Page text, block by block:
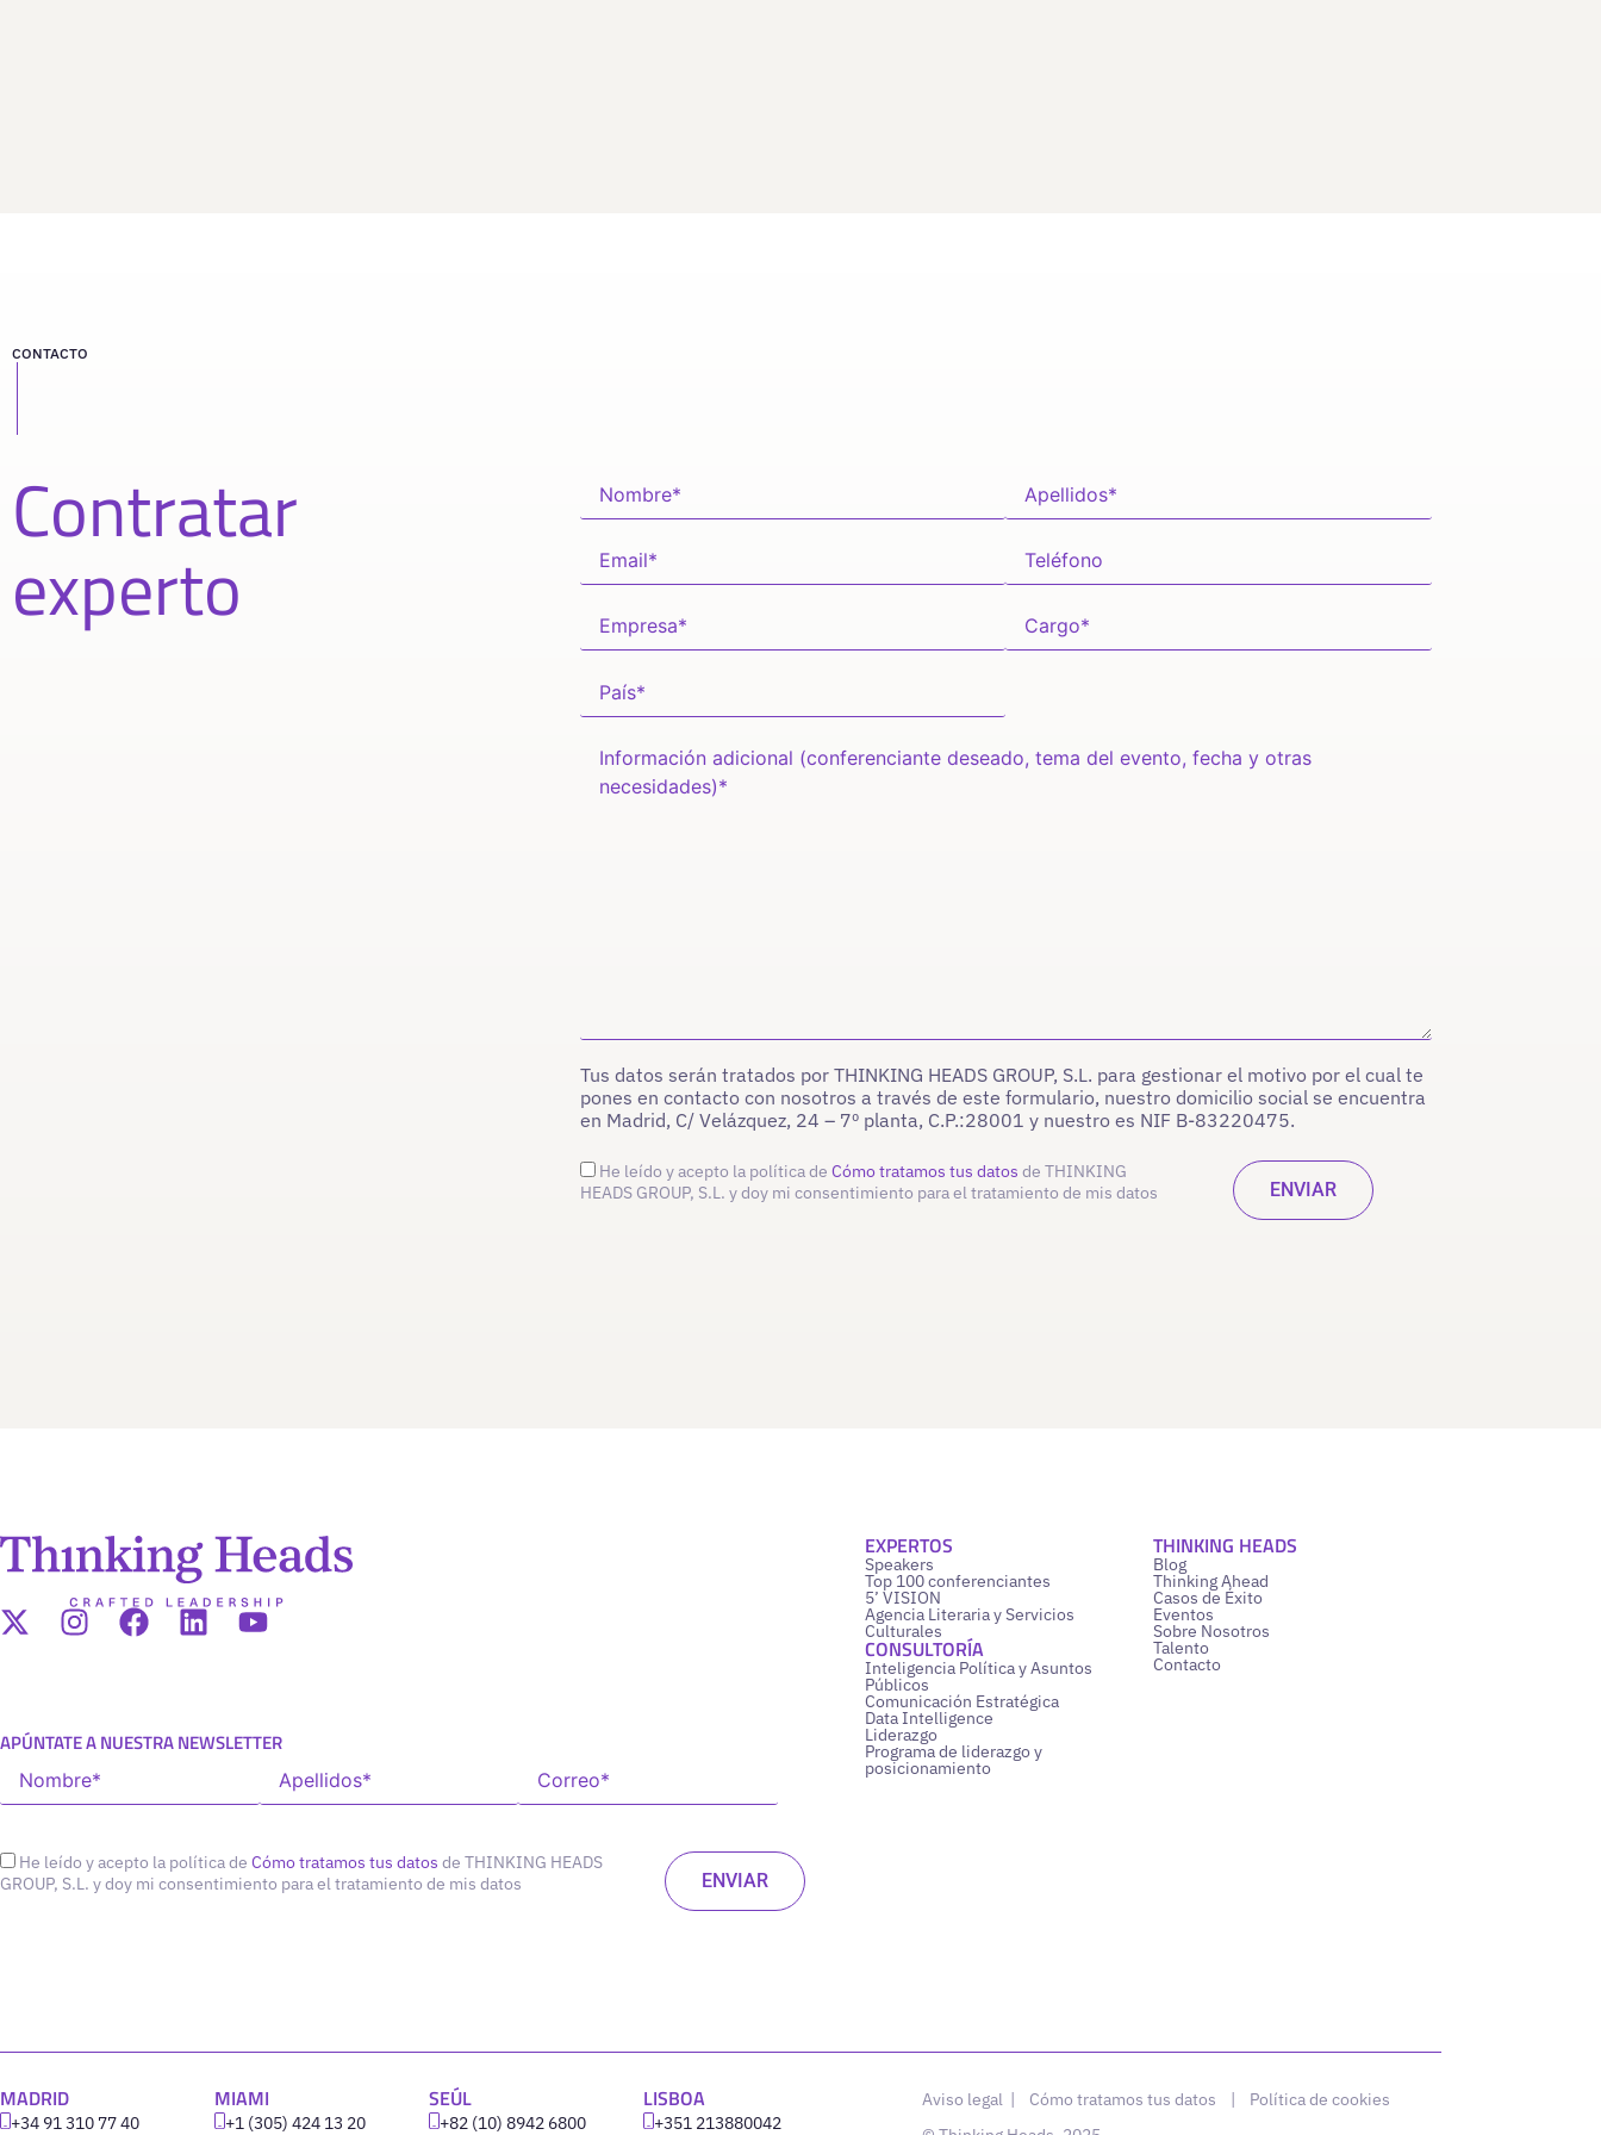
CONTACTO
Contratar
experto
Tus datos serán tratados por THINKING HEADS GROUP, S.L. para gestionar el motivo por el cual te
pones en contacto con nosotros a través de este formulario, nuestro domicilio social se encuentra
en Madrid, C/ Velázquez, 24 – 7º planta, C.P.:28001 y nuestro es NIF B-83220475.
He leído y acepto la política de Cómo tratamos tus datos de THINKING
HEADS GROUP, S.L. y doy mi consentimiento para el tratamiento de mis datos
APÚNTATE A NUESTRA NEWSLETTER
He leído y acepto la política de Cómo tratamos tus datos de THINKING HEADS
GROUP, S.L. y doy mi consentimiento para el tratamiento de mis datos
EXPERTOS
Speakers
Top 100 conferenciantes
5’ VISION
Agencia Literaria y Servicios
Culturales
CONSULTORÍA
Inteligencia Política y Asuntos
Públicos
Comunicación Estratégica
Data Intelligence
Liderazgo
Programa de liderazgo y
posicionamiento
THINKING HEADS
Blog
Thinking Ahead
Casos de Éxito
Eventos
Sobre Nosotros
Talento
Contacto
MADRID
+34 91 310 77 40
MIAMI
+1 (305) 424 13 20
SEÚL
+82 (10) 8942 6800
LISBOA
‪+351 213880042
Aviso legal | Cómo tratamos tus datos | Política de cookies